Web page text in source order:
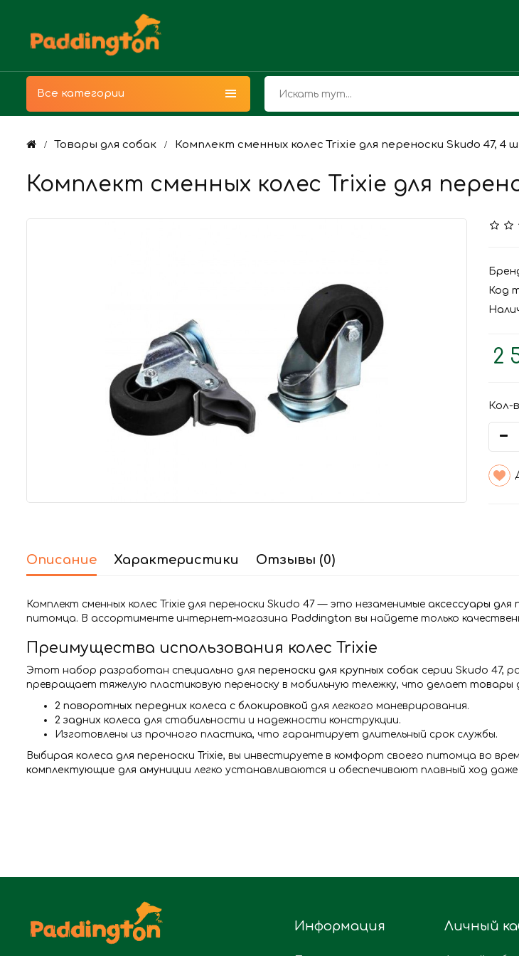
Все категории
Товары для собак Комплект сменных колес Trixie для переноски Skudo 47, 4
Комплект сменных колес Trixie для
Код
2
Кол-
Описание Характеристики Отзывы (0)
Комплект сменных колес Trixie для переноски Skudo 47 — это незаменимые аксессуары для
питомца. В ассортименте интернет-магазина Paddington вы найдете только
Преимущества использования колес Trixie
Этот набор разработан специально для переноски для крупных собак серии Skudo 47,
превращает тяжелую пластиковую переноску в мобильную тележку, что делает товары
2 поворотных передних колеса с блокировкой для легкого маневрирования.
2 задних колеса для стабильности и надежности конструкции.
Изготовлены из прочного пластика, что гарантирует длительный срок службы.
Выбирая колеса для переноски Trixie, вы инвестируете в комфорт своего питомца во
комплектующие для амуниции легко устанавливаются и обеспечивают плавный ход
Информация Личный